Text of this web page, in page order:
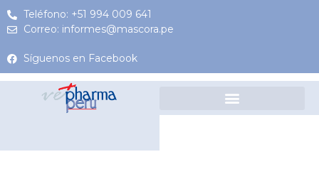
Teléfono: +51 994 009 641
Correo: informes@mascora.pe
Síguenos en Facebook